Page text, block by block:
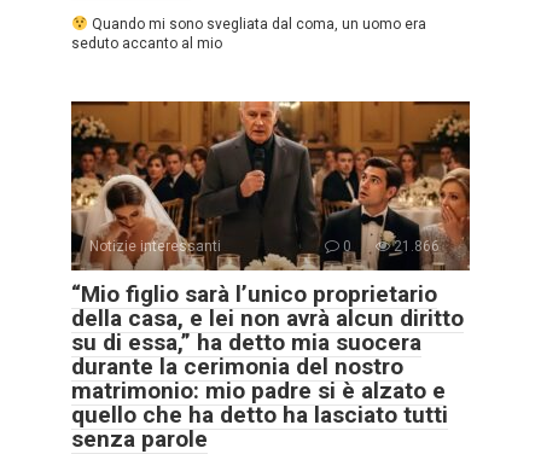
Quando mi sono svegliata dal coma, un uomo era
seduto accanto al mio
Notizie interessanti 0 21.866
“Mio figlio sarà l’unico proprietario
della casa, e lei non avrà alcun diritto
su di essa,” ha detto mia suocera
durante la cerimonia del nostro
matrimonio: mio padre si è alzato e
quello che ha detto ha lasciato tutti
senza parole